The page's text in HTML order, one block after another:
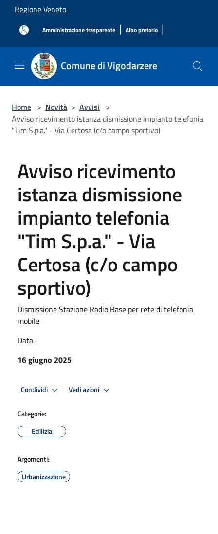
Salta al contenuto principale
Regione Veneto
Amministrazione trasparente | Albo pretorio |
Comune di Vigodarzere
Home > Novità > Avvisi >
Avviso ricevimento istanza dismissione impianto telefonia
"Tim S.p.a." - Via Certosa (c/o campo sportivo)
Avviso ricevimento
istanza dismissione
impianto telefonia
"Tim S.p.a." - Via
Certosa (c/o campo
sportivo)
Dismissione Stazione Radio Base per rete di telefonia
mobile
Data :
16 giugno 2025
Condividi Vedi azioni
Categorie:
Edilizia
Argomenti:
Urbanizzazione